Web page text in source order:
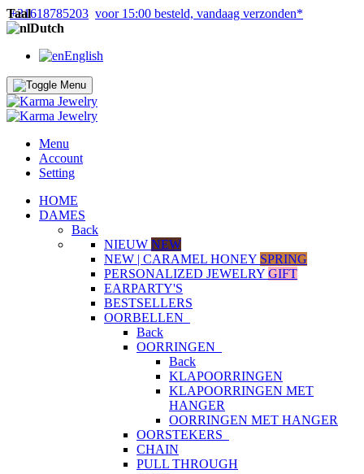
+31618785203 voor 15:00 besteld, vandaag verzonden*
Taal
Dutch
English
Menu
Account
Setting
HOME
DAMES
Back
NIEUW NEW
NEW | CARAMEL HONEY SPRING
PERSONALIZED JEWELRY GIFT
EARPARTY'S
BESTSELLERS
OORBELLEN
Back
OORRINGEN
Back
KLAPOORRINGEN
KLAPOORRINGEN MET
HANGER
OORRINGEN MET HANGER
OORSTEKERS
CHAIN
PULL THROUGH